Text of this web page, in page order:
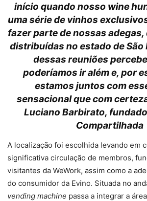
início quando nosso wine
uma série de vinhos
fazer parte de nossas adegas,
distribuídas no estado de São
dessas reuniões
poderíamos ir além e, por
estamos juntos com
sensacional que com
Luciano Barbirato,
Compartilhada
A localização foi escolhida levando em
significativa circulação de membros,
visitantes da WeWork, assim como a
do consumidor da Evino. Situada no
vending machine passa a integrar a